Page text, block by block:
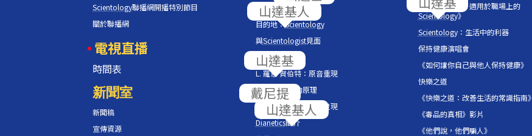
Scientology聯播網開播特別節目
關於聯播網
電視直播
時間表
新聞室
新聞稿
宣傳資源
Scientology內部
目的地： Scientology
與Scientologist見面
人道之聲
L. 羅恩 賀伯特：原音重現
Scientology
的原理
L. 羅恩 賀伯特圖書館呈現
Dianetics簡介
《工作的問題：適用於職場上的
Scientology》
Scientology：生活中的利器
保持健康演唱會
《如何讓你自己與他人保持健康》
快樂之道
《快樂之道：改善生活的常識指南》
《毒品的真相》影片
《他們說，他們騙人》